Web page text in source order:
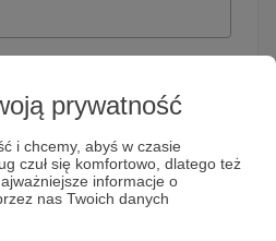
prywatność
i chcemy, abyś w czasie
czuł się komfortowo, dlatego też
informacje o
nas Twoich danych